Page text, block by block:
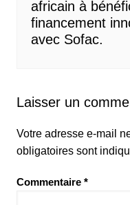
africain à
financement
avec Sofac.
Laisser un
Votre adresse e-mail
obligatoires sont
Commentaire *